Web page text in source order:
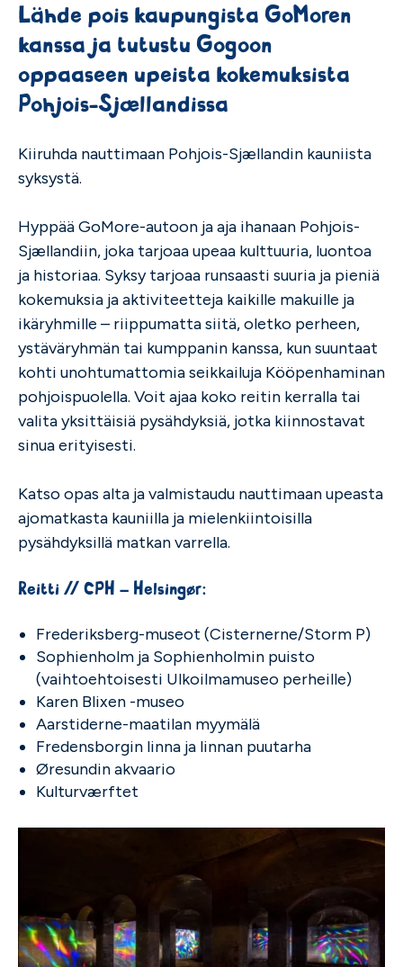
Lähde pois kaupungista GoMoren
kanssa ja tutustu Gogoon
oppaaseen upeista kokemuksista
Pohjois-Sjællandissa
Kiiruhda nauttimaan Pohjois-Sjællandin kauniista
syksystä.
Hyppää GoMore-autoon ja aja ihanaan Pohjois-
Sjællandiin, joka tarjoaa upeaa kulttuuria, luontoa
ja historiaa. Syksy tarjoaa runsaasti suuria ja pieniä
kokemuksia ja aktiviteetteja kaikille makuille ja
ikäryhmille – riippumatta siitä, oletko perheen,
ystäväryhmän tai kumppanin kanssa, kun suuntaat
kohti unohtumattomia seikkailuja Kööpenhaminan
pohjoispuolella. Voit ajaa koko reitin kerralla tai
valita yksittäisiä pysähdyksiä, jotka kiinnostavat
sinua erityisesti.
Katso opas alta ja valmistaudu nauttimaan upeasta
ajomatkasta kauniilla ja mielenkiintoisilla
pysähdyksillä matkan varrella.
Reitti // CPH – Helsingør:
Frederiksberg-museot (Cisternerne/Storm P)
Sophienholm ja Sophienholmin puisto
(vaihtoehtoisesti Ulkoilmamuseo perheille)
Karen Blixen -museo
Aarstiderne-maatilan myymälä
Fredensborgin linna ja linnan puutarha
Øresundin akvaario
Kulturværftet